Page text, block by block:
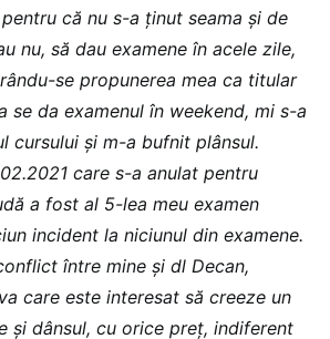
că nu s-a ținut seama și de
nu, să dau examene în acele zile,
se propunerea mea ca titular
se da examenul în weekend, mi s-a
cursului și m-a bufnit plânsul.
care s-a anulat pentru
a fost al 5-lea meu examen
incident la niciunul din examene.
între mine și dl Decan,
care este interesat să creeze un
și dânsul, cu orice preț, indiferent